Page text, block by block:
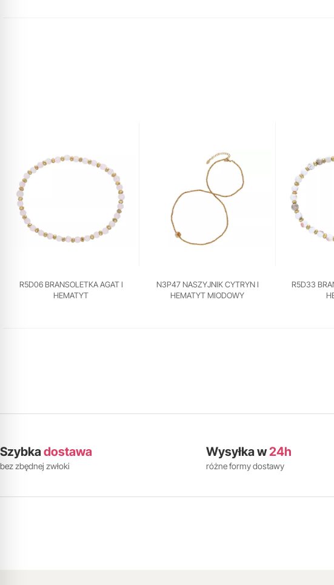
R5D06 BRANSOLETKA AGAT I
HEMATYT
N3P47 NASZYJNIK CYTRYN I
HEMATYT MIODOWY
R5D33
Szybkadostawa
bez zbędnej zwłoki
Wysyłka w24h
różne formy dostawy